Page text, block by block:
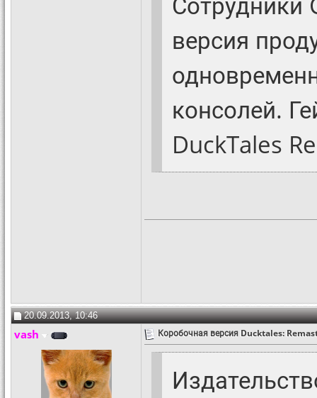
версия
консолей.
DuckTales
20.09.2013, 10:46
vash Коробочная версия Ducktales: